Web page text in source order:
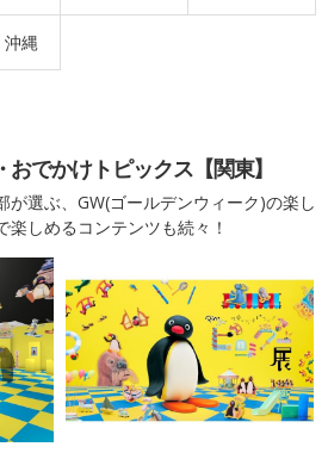
沖縄
おでかけトピックス【関東】
が選ぶ、GW(ゴールデンウィーク)の楽し
楽しめるコンテンツも続々！